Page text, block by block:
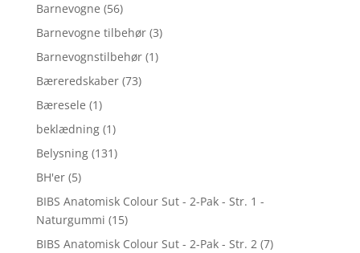
Barnevogne (56)
Barnevogne tilbehør (3)
Barnevognstilbehør (1)
Bæreredskaber (73)
Bæresele (1)
beklædning (1)
Belysning (131)
BH'er (5)
BIBS Anatomisk Colour Sut - 2-Pak - Str. 1 -
Naturgummi (15)
BIBS Anatomisk Colour Sut - 2-Pak - Str. 2 (7)